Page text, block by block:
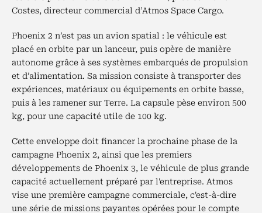
Costes, directeur commercial d’Atmos Space Cargo.
Phoenix 2 n’est pas un avion spatial : le véhicule est
placé en orbite par un lanceur, puis opère de manière
autonome grâce à ses systèmes embarqués de propulsion
et d’alimentation. Sa mission consiste à transporter des
expériences, matériaux ou équipements en orbite basse,
puis à les ramener sur Terre. La capsule pèse environ 500
kg, pour une capacité utile de 100 kg.
Cette enveloppe doit financer la prochaine phase de la
campagne Phoenix 2, ainsi que les premiers
développements de Phoenix 3, le véhicule de plus grande
capacité actuellement préparé par l'entreprise. Atmos
vise une première campagne commerciale, c'est-à-dire
une série de missions payantes opérées pour le compte